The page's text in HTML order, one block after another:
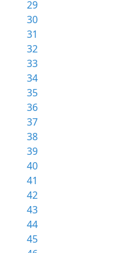
29
30
31
32
33
34
35
36
37
38
39
40
41
42
43
44
45